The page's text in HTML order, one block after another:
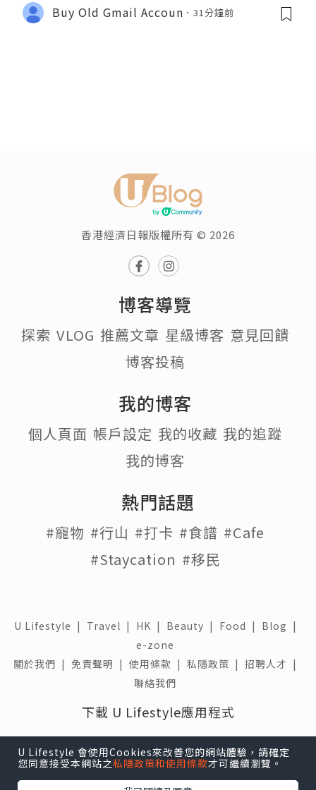
Buy Old Gmail Accoun 31分鐘前
香港經濟日報版權所有 © 2026
博客導覽
探索 VLOG 推薦文章 星級博客 意見回饋
博客投稿
我的博客
個人頁面 帳戶設定 我的收藏 我的追蹤
我的博客
熱門話題
#寵物 #行山 #打卡 #食譜 #Cafe
#Staycation #移民
U Lifestyle | Travel | HK | Beauty | Food | Blog |
e-zone
關於我們 | 免責聲明 | 使用條款 | 私隱政策 | 招聘人才 |
聯絡我們
下載 U Lifestyle應用程式
U Lifestyle 會使用Cookies來改善您的網站體驗，請確定
您同意接受本網站之私隱政策和使用條款才可繼續瀏覽。